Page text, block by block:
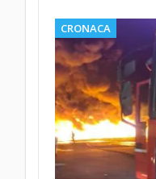
CRONACA